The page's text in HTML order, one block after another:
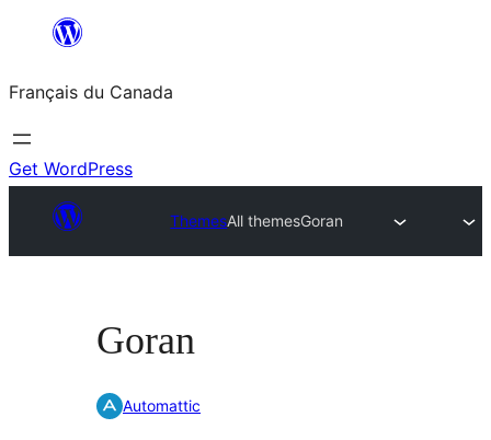
contenu
Français du Canada
Get WordPress
ThemesAll themesGoran
Goran
Automattic